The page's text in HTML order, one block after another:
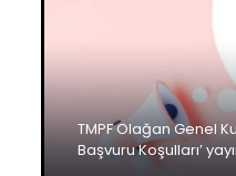
TMPF Olağan Genel
Başvuru Koşulları’